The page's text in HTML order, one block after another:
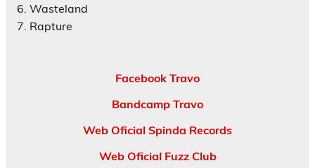
6. Wasteland
7. Rapture
Facebook Travo
Bandcamp Travo
Web Oficial Spinda Records
Web Oficial Fuzz Club